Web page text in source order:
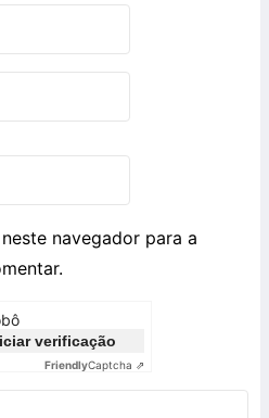
navegador para a
verificação
FriendlyCaptcha ⇗